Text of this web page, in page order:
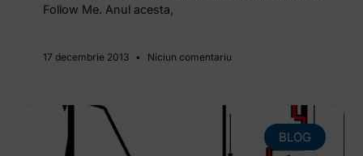
Follow Me. Anul acesta,
17 decembrie 2013 Niciun comentariu
BLOG